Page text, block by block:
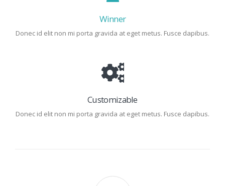
Winner
Donec id elit non mi porta gravida at eget metus. Fusce dapibus.
Customizable
Donec id elit non mi porta gravida at eget metus. Fusce dapibus.